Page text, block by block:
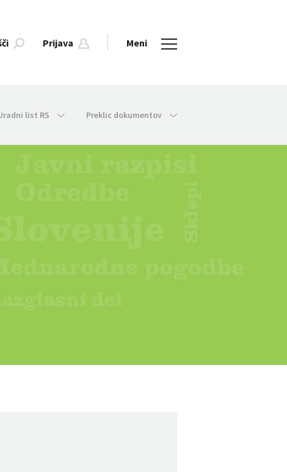
Prijava Meni
list RS Preklic dokumentov